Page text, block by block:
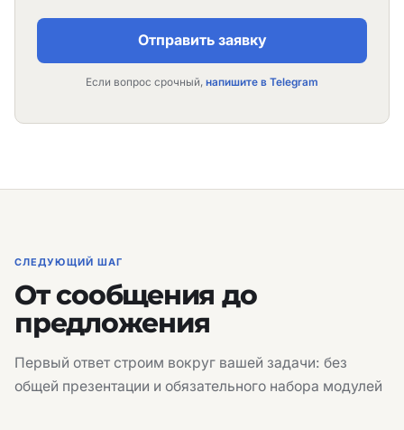
Отправить заявку
Если вопрос срочный, напишите в Telegram
СЛЕДУЮЩИЙ ШАГ
От сообщения до
предложения
Первый ответ строим вокруг вашей задачи: без
общей презентации и обязательного набора модулей